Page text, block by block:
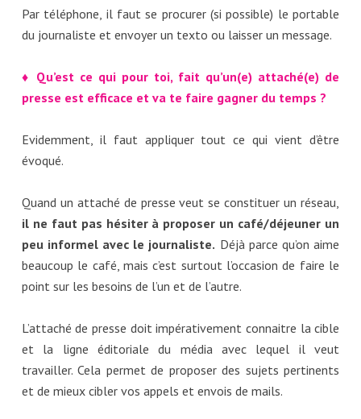
Par téléphone, il faut se procurer (si possible) le portable
du journaliste et envoyer un texto ou laisser un message.
♦ Qu’est ce qui pour toi, fait qu’un(e) attaché(e) de
presse est efficace et va te faire gagner du temps ?
Evidemment, il faut appliquer tout ce qui vient d’être
évoqué.
Quand un attaché de presse veut se constituer un réseau,
il ne faut pas hésiter à proposer un café/déjeuner un
peu informel avec le journaliste. Déjà parce qu’on aime
beaucoup le café, mais c’est surtout l’occasion de faire le
point sur les besoins de l’un et de l’autre.
L’attaché de presse doit impérativement connaitre la cible
et la ligne éditoriale du média avec lequel il veut
travailler. Cela permet de proposer des sujets pertinents
et de mieux cibler vos appels et envois de mails.